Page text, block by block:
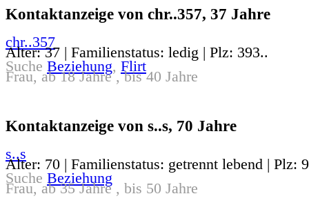
Kontaktanzeige von chr..357, 37 Jahre
chr..357
Alter: 37 | Familienstatus: ledig | Plz: 393..
Suche Beziehung, Flirt
Frau, ab 18 Jahre , bis 40 Jahre
Kontaktanzeige von s..s, 70 Jahre
s..s
Alter: 70 | Familienstatus: getrennt lebend | Plz:
Suche Beziehung
Frau, ab 35 Jahre , bis 50 Jahre